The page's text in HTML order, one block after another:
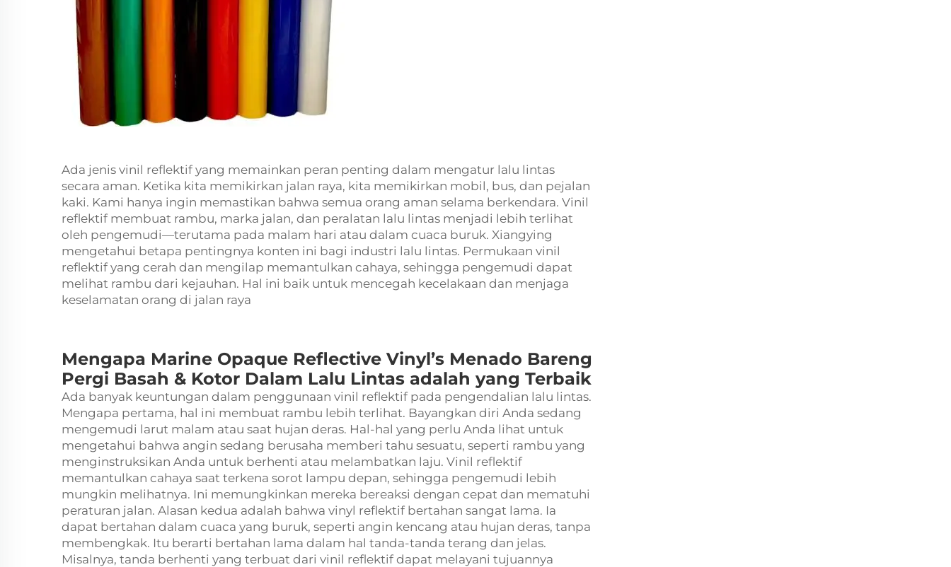
Ada jenis vinil reflektif yang memainkan peran penting dalam mengatur lalu lintas
secara aman. Ketika kita memikirkan jalan raya, kita memikirkan mobil, bus, dan pejalan
kaki. Kami hanya ingin memastikan bahwa semua orang aman selama berkendara. Vinil
reflektif membuat rambu, marka jalan, dan peralatan lalu lintas menjadi lebih terlihat
oleh pengemudi—terutama pada malam hari atau dalam cuaca buruk. Xiangying
mengetahui betapa pentingnya konten ini bagi industri lalu lintas. Permukaan vinil
reflektif yang cerah dan mengilap memantulkan cahaya, sehingga pengemudi dapat
melihat rambu dari kejauhan. Hal ini baik untuk mencegah kecelakaan dan menjaga
keselamatan orang di jalan raya
Mengapa Marine Opaque Reflective Vinyl’s Menado Bareng
Pergi Basah & Kotor Dalam Lalu Lintas adalah yang Terbaik
Ada banyak keuntungan dalam penggunaan vinil reflektif pada pengendalian lalu lintas.
Mengapa pertama, hal ini membuat rambu lebih terlihat. Bayangkan diri Anda sedang
mengemudi larut malam atau saat hujan deras. Hal-hal yang perlu Anda lihat untuk
mengetahui bahwa angin sedang berusaha memberi tahu sesuatu, seperti rambu yang
menginstruksikan Anda untuk berhenti atau melambatkan laju. Vinil reflektif
memantulkan cahaya saat terkena sorot lampu depan, sehingga pengemudi lebih
mungkin melihatnya. Ini memungkinkan mereka bereaksi dengan cepat dan mematuhi
peraturan jalan. Alasan kedua adalah bahwa vinyl reflektif bertahan sangat lama. Ia
dapat bertahan dalam cuaca yang buruk, seperti angin kencang atau hujan deras, tanpa
membengkak. Itu berarti bertahan lama dalam hal tanda-tanda terang dan jelas.
Misalnya, tanda berhenti yang terbuat dari vinil reflektif dapat melayani tujuannya